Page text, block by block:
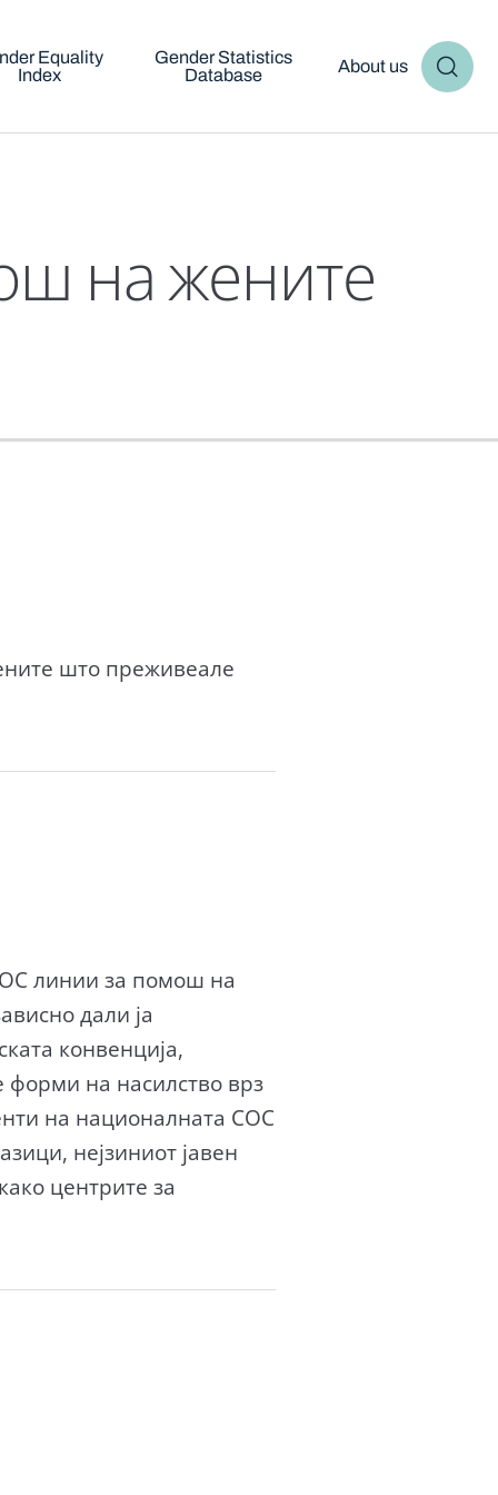
Equality
Index
Gender Statistics
Database
About us
на жените
што преживеале
линии за помош на
дали ја
конвенција,
на насилство врз
на националната СОС
нејзиниот јавен
центрите за